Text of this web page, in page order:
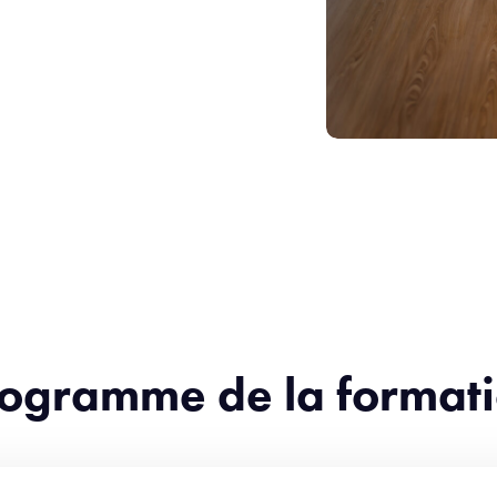
de la